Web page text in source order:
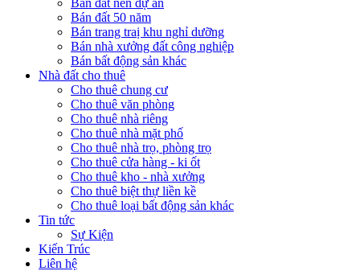
Bán đất nền dự án
Bán đất 50 năm
Bán trang traị khu nghỉ dưỡng
Bán nhà xưởng đất công nghiệp
Bán bất động sản khác
Nhà đất cho thuê
Cho thuê chung cư
Cho thuê văn phòng
Cho thuê nhà riêng
Cho thuê nhà mặt phố
Cho thuê nhà trọ, phòng trọ
Cho thuê cửa hàng - ki ốt
Cho thuê kho - nhà xưởng
Cho thuê biệt thự liền kề
Cho thuê loại bất động sản khác
Tin tức
Sự Kiện
Kiến Trúc
Liên hệ